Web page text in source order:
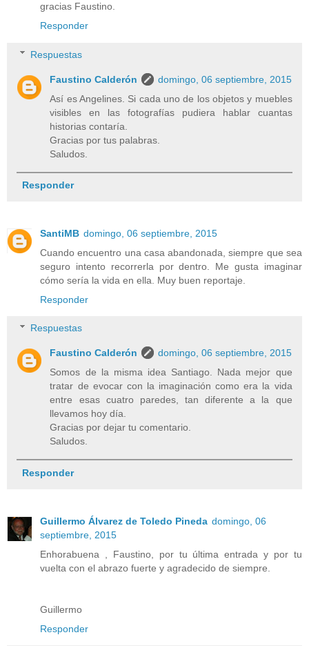
gracias Faustino.
Responder
Respuestas
Faustino Calderón
domingo, 06 septiembre, 2015
Así es Angelines. Si cada uno de los objetos y muebles
visibles en las fotografías pudiera hablar cuantas
historias contaría.
Gracias por tus palabras.
Saludos.
Responder
SantiMB domingo, 06 septiembre, 2015
Cuando encuentro una casa abandonada, siempre que sea
seguro intento recorrerla por dentro. Me gusta imaginar
cómo sería la vida en ella. Muy buen reportaje.
Responder
Respuestas
Faustino Calderón
domingo, 06 septiembre, 2015
Somos de la misma idea Santiago. Nada mejor que
tratar de evocar con la imaginación como era la vida
entre esas cuatro paredes, tan diferente a la que
llevamos hoy día.
Gracias por dejar tu comentario.
Saludos.
Responder
Guillermo Álvarez de Toledo Pineda domingo, 06
septiembre, 2015
Enhorabuena , Faustino, por tu última entrada y por tu
vuelta con el abrazo fuerte y agradecido de siempre.
Guillermo
Responder